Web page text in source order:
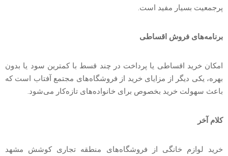
پرجمعیت بسیار مفید است.
برنامه‌های فروش اقساطی
امکان خرید اقساطی یا پرداخت در چند قسط با کمترین سود یا بدون
بهره، یکی دیگر از مزایای خرید از فروشگاه‌های مجتمع آفتاب است که
باعث سهولت خرید بخصوص برای خانواده‌های تازه‌کار می‌شود.
کلام آخر
خرید لوازم خانگی از فروشگاه‌های منطقه تجاری کوشش مشهد